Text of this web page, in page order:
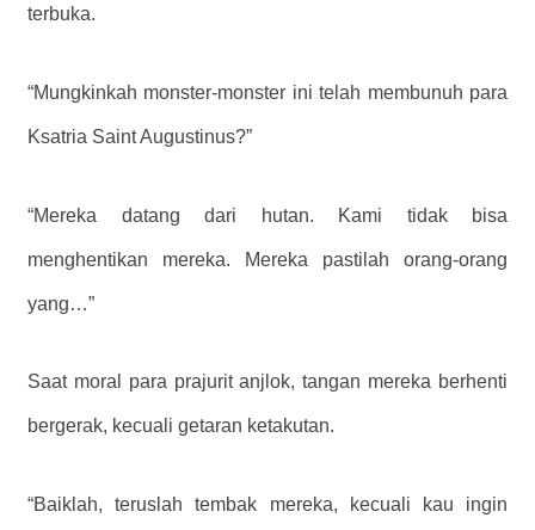
terbuka.
“Mungkinkah monster-monster ini telah membunuh para
Ksatria Saint Augustinus?”
“Mereka datang dari hutan. Kami tidak bisa
menghentikan mereka. Mereka pastilah orang-orang
yang…”
Saat moral para prajurit anjlok, tangan mereka berhenti
bergerak, kecuali getaran ketakutan.
“Baiklah, teruslah tembak mereka, kecuali kau ingin